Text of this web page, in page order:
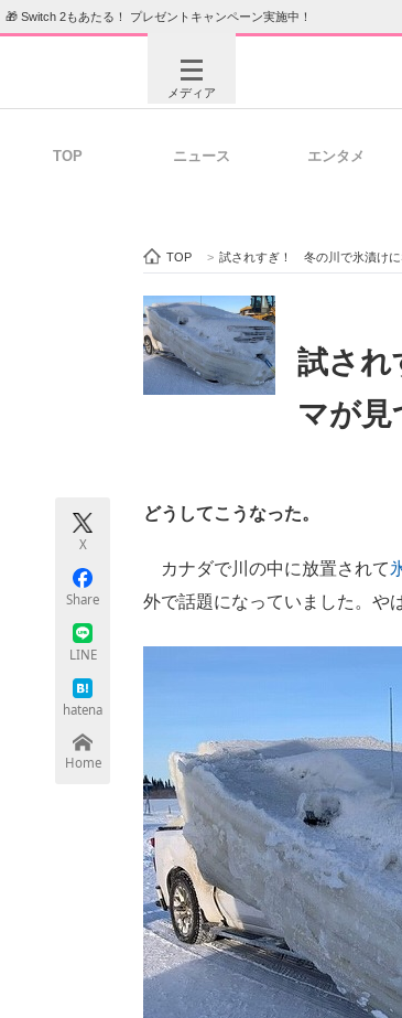
🎁 Switch 2もあたる！ プレゼントキャンペーン実施中！
メディア
ビジネスと働き方のヒント
ITエンジニア向け専門サイト
モノづくり技術者専門サイト
ちょっと気になるネットの話題
TOP ニュース エンタメ
TOP > 試されすぎ！ 冬の川で氷漬け
試さ
マが
X
Share
LINE
hatena
Home
どうしてこうなった。
カナダで川の中に放置されて
外で話題になっていました。や